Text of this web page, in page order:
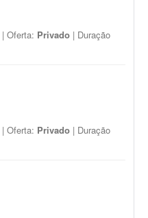
| Oferta: Privado | Duração
| Oferta: Privado | Duração